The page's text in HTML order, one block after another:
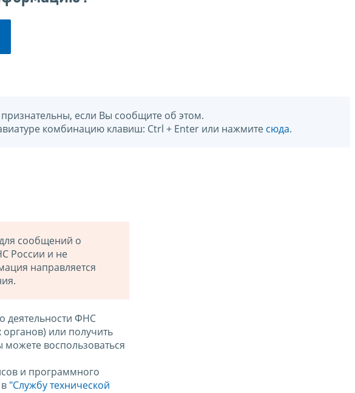
если Вы сообщите об этом.
комбинацию клавиш: Ctrl + Enter или нажмите сюда.
сообщений о
России и не
направляется
деятельности ФНС
или получить
воспользоваться
и программного
"Службу технической